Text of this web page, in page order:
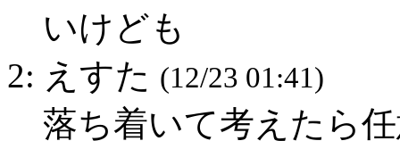
いけども
2: えすた (12/23 01:41)
落ち着いて考えたら